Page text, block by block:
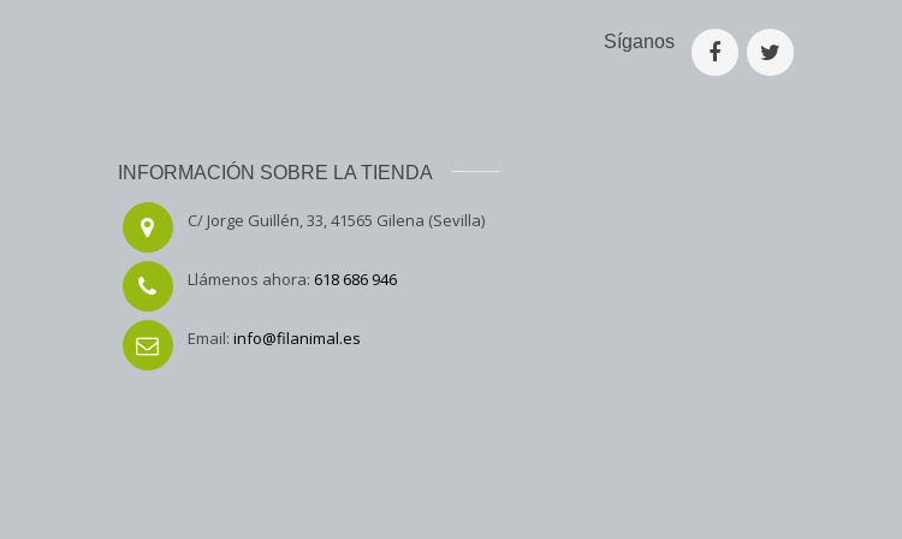
Síganos
INFORMACIÓN SOBRE LA TIENDA
C/ Jorge Guillén, 33, 41565 Gilena (Sevilla)
Llámenos ahora: 618 686 946
Email: info@filanimal.es